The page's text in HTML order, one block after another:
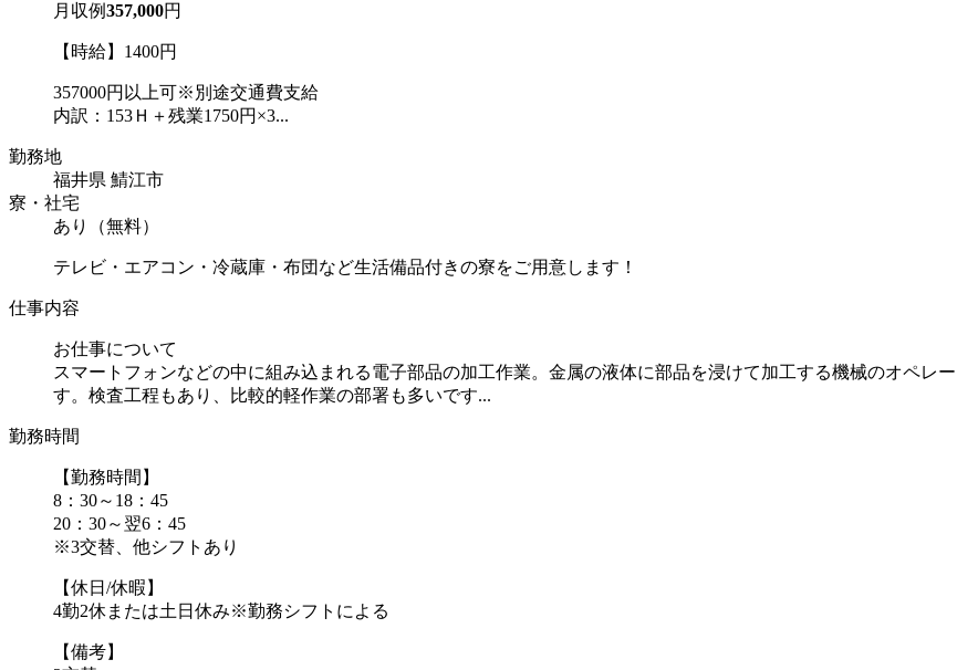
月収例357,000円
【時給】1400円
357000円以上可※別途交通費支給
内訳：153Ｈ＋残業1750円×3...
勤務地
福井県 鯖江市
寮・社宅
あり（無料）
テレビ・エアコン・冷蔵庫・布団など生活備品付きの寮をご用意します！
仕事内容
お仕事について
スマートフォンなどの中に組み込まれる電子部品の加工作業。金属の液体に部品を浸けて加工する機械のオペレ
す。検査工程もあり、比較的軽作業の部署も多いです...
勤務時間
【勤務時間】
8：30～18：45
20：30～翌6：45
※3交替、他シフトあり
【休日/休暇】
4勤2休または土日休み※勤務シフトによる
【備考】